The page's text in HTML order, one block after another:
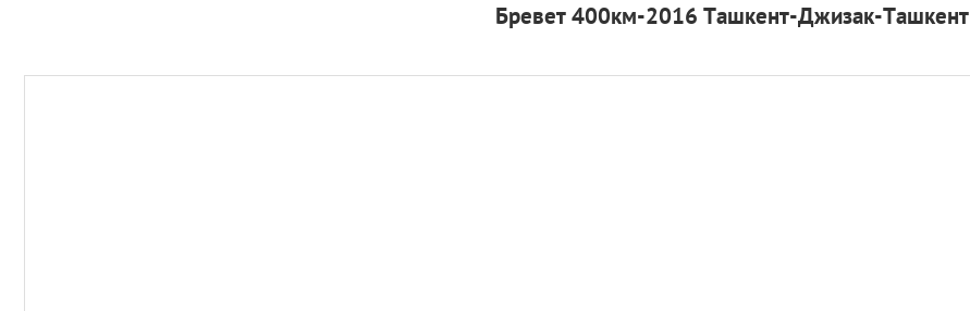
Бревет 400км-2016 Ташкент-Джизак-Ташкент